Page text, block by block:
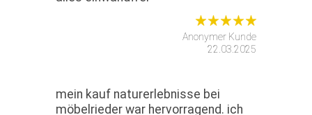
Anonymer Kunde
22.03.2025
mein kauf naturerlebnisse bei
möbelrieder war hervorragend. ich